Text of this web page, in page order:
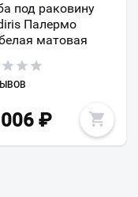
под раковину
Палермо
матовая
₽